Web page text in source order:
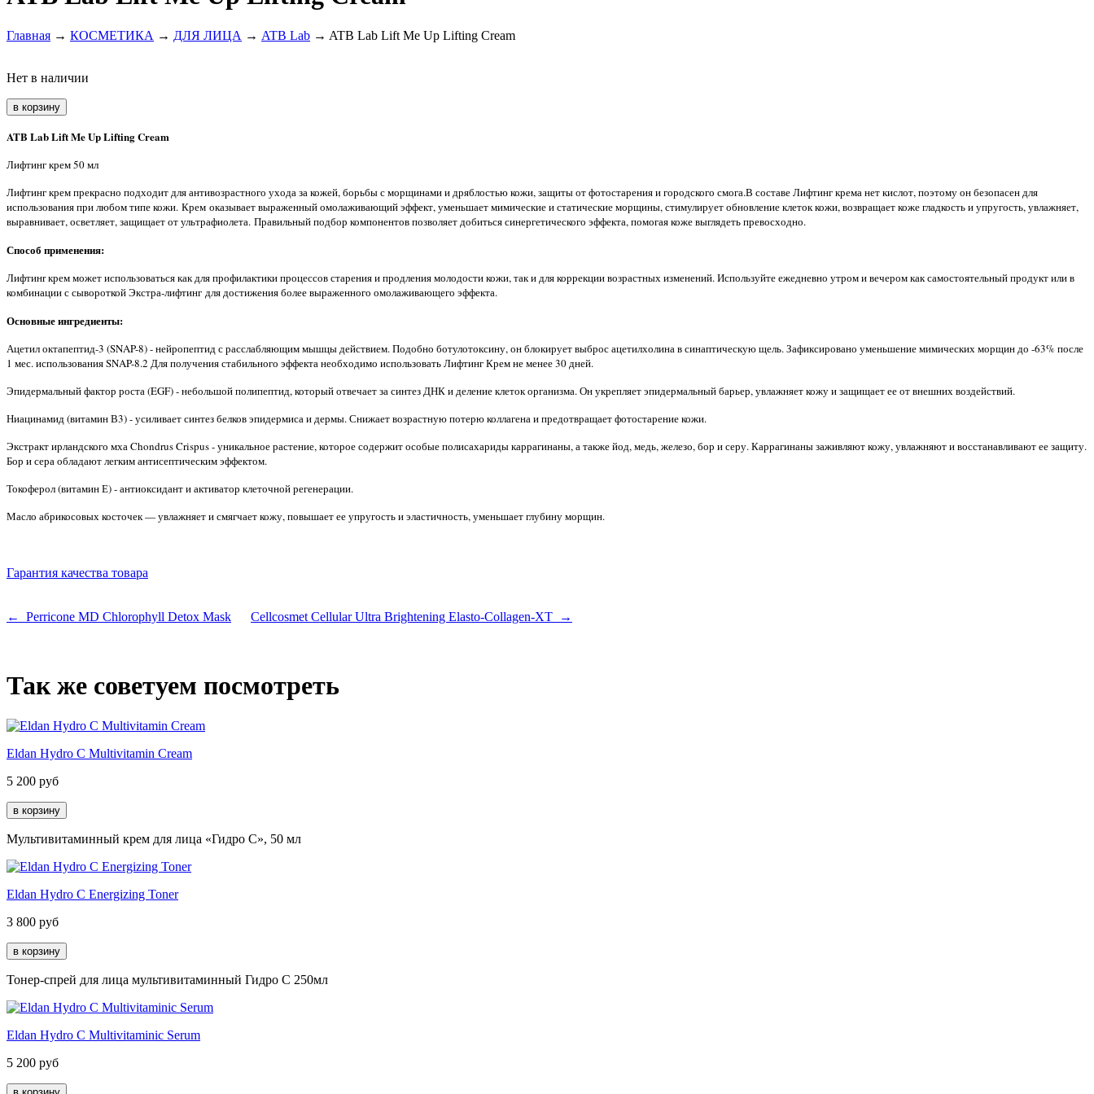
Главная → КОСМЕТИКА → ДЛЯ ЛИЦА → ATB Lab → ATB Lab Lift Me Up Lifting Cream
Нет в наличии
ATB Lab Lift Me Up Lifting Cream
Лифтинг крем 50 мл
Лифтинг крем прекрасно подходит для антивозрастного ухода за кожей, борьбы с морщинами и дряблостью кожи, защиты от фотостарения и городского смога.В составе Лифтинг крема нет кислот, поэтому он безопасен для
использования при любом типе кожи. Крем оказывает выраженный омолаживающий эффект, уменьшает мимические и статические морщины, стимулирует обновление клеток кожи, возвращает коже гладкость и упругость, увлажняет,
выравнивает, осветляет, защищает от ультрафиолета. Правильный подбор компонентов позволяет добиться синергетического эффекта, помогая коже выглядеть превосходно.
Способ применения:
Лифтинr крем может использоваться как для профилактики процессов старения и продления молодости кожи, так и для коррекции возрастных изменений. Используйте ежедневно утром и вечером как самостоятельный продукт или в
комбинации с сывороткой Экстра-лифтинг для достижения более выраженного омолаживающего эффекта.
Основные ингредиенты:
Ацетил октапептид-3 (SNAP-8) - нейропептид с расслабляющим мышцы действием. Подобно ботулотоксину, он блокирует выброс ацетилхолина в синаптическую щель. Зафиксировано уменьшение мимических морщин до -63% после
1 мес. использования SNAP-8.2 Для получения стабильного эффекта необходимо использовать Лифтинг Крем не менее 30 дней.
Эпидермальный фактор роста (EGF) - небольшой полипептид, который отвечает за синтез ДНК и деление клеток организма. Он укрепляет эпидермальный барьер, увлажняет кожу и защищает ее от внешних воздействий.
Ниацинамид (витамин В3) - усиливает синтез белков эпидермиса и дермы. Снижает возрастную потерю коллагена и предотвращает фотостарение кожи.
Экстракт ирландского мха Chondrus Crispus - уникальное растение, которое содержит особые полисахариды каррагинаны, а также йод, медь, железо, бор и серу. Каррагинаны заживляют кожу, увлажняют и восстанавливают ее защиту.
Бор и сера обладают легким антисептическим эффектом.
Токоферол (витамин Е) - антиоксидант и активатор клеточной регенерации.
Масло абрикосовых косточек — увлажняет и смягчает кожу, повышает ее упругость и эластичность, уменьшает глубину морщин.
Гарантия качества товара
← Perricone MD Chlorophyll Detox Mask Cellcosmet Cellular Ultra Brightening Elasto-Collagen-XT →
Так же советуем посмотреть
Eldan Hydro C Multivitamin Cream
5 200 руб
Мультивитаминный крем для лица «Гидро С», 50 мл
Eldan Hydro C Energizing Toner
3 800 руб
Тонер-спрей для лица мультивитаминный Гидро С 250мл
Eldan Hydro C Multivitaminic Serum
5 200 руб